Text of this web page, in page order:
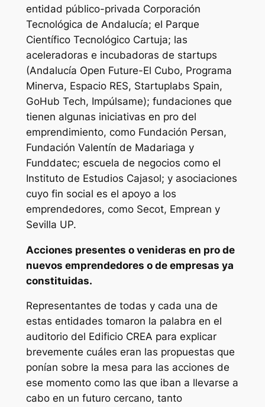
entidad público-privada Corporación
Tecnológica de Andalucía; el Parque
Científico Tecnológico Cartuja; las
aceleradoras e incubadoras de startups
(Andalucía Open Future-El Cubo, Programa
Minerva, Espacio RES, Startuplabs Spain,
GoHub Tech, Impúlsame); fundaciones que
tienen algunas iniciativas en pro del
emprendimiento, como Fundación Persan,
Fundación Valentín de Madariaga y
Funddatec; escuela de negocios como el
Instituto de Estudios Cajasol; y asociaciones
cuyo fin social es el apoyo a los
emprendedores, como Secot, Emprean y
Sevilla UP.
Acciones presentes o venideras en pro de
nuevos emprendedores o de empresas ya
constituidas.
Representantes de todas y cada una de
estas entidades tomaron la palabra en el
auditorio del Edificio CREA para explicar
brevemente cuáles eran las propuestas que
ponían sobre la mesa para las acciones de
ese momento como las que iban a llevarse a
cabo en un futuro cercano, tanto